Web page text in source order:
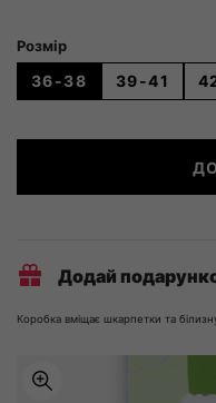
Розмір
36-38 39-41
Додай
Коробка вміщає шкарпетки та